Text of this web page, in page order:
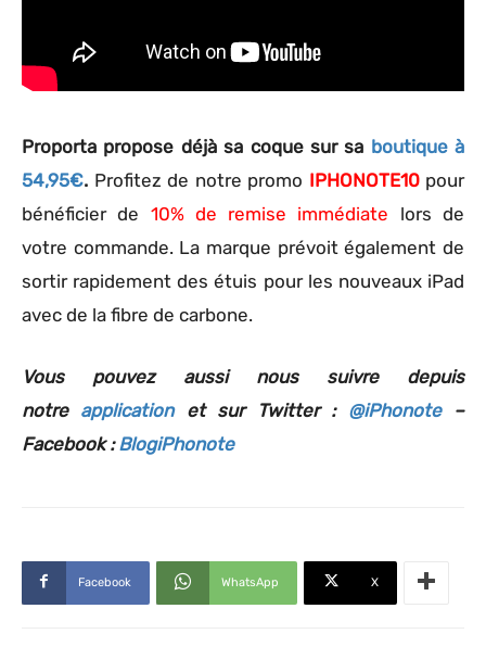
Proporta propose déjà sa coque sur sa boutique à
54,95€. Profitez de notre promo IPHONOTE10pour
bénéficier de 10% de remise immédiate lors de
votre commande. La marque prévoit également de
sortir rapidement des étuis pour les nouveaux iPad
avec de la fibre de carbone.
Vous pouvez aussi nous suivre depuis
notre applicationet sur Twitter : @iPhonote–
Facebook :BlogiPhonote
Facebook WhatsApp X